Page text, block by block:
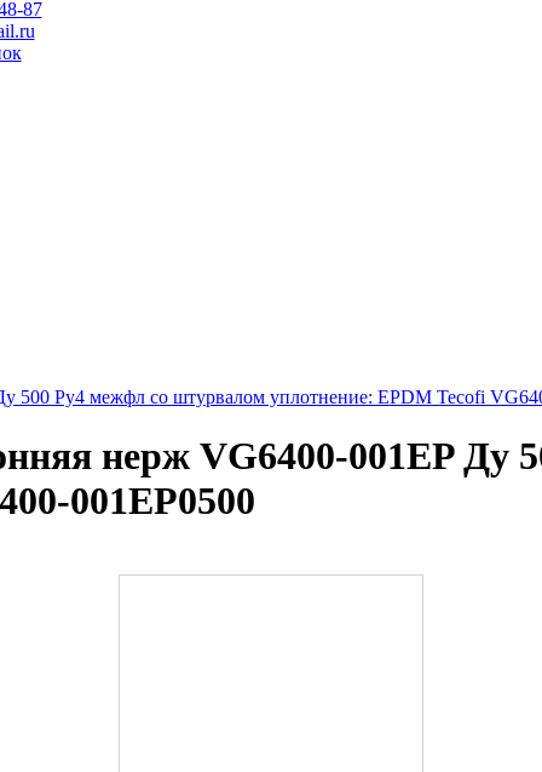
87
500 Ру4 межфл со штурвалом уплотнение: EPDM Tecofi
нерж VG6400-001EP Ду
001EP0500